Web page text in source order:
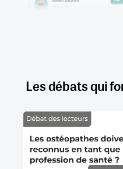
Les débats qui